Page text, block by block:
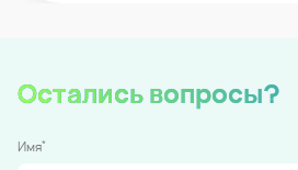
Остались вопросы?
Имя*